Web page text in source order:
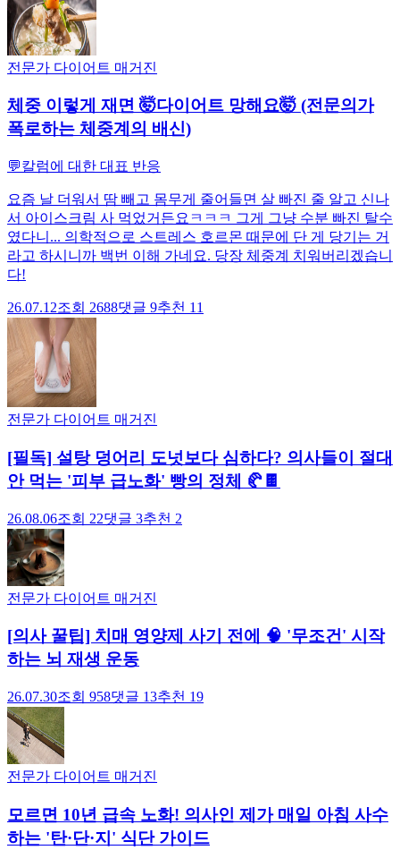
전문가 다이어트 매거진
체중 이렇게 재면 🤯다이어트 망해요🤯 (전문의가
폭로하는 체중계의 배신)
💬칼럼에 대한 대표 반응
요즘 날 더워서 땀 빼고 몸무게 줄어들면 살 빠진 줄 알고 신나
서 아이스크림 사 먹었거든요ㅋㅋㅋ 그게 그냥 수분 빠진 탈수
였다니... 의학적으로 스트레스 호르몬 때문에 단 게 당기는 거
라고 하시니까 백번 이해 가네요. 당장 체중계 치워버리겠습니
다!
26.07.12조회 2688댓글 9추천 11
전문가 다이어트 매거진
[필독] 설탕 덩어리 도넛보다 심하다? 의사들이 절대
안 먹는 '피부 급노화' 빵의 정체 🥐🍫
26.08.06조회 22댓글 3추천 2
전문가 다이어트 매거진
[의사 꿀팁] 치매 영양제 사기 전에 🧠 '무조건' 시작
하는 뇌 재생 운동
26.07.30조회 958댓글 13추천 19
전문가 다이어트 매거진
모르면 10년 급속 노화! 의사인 제가 매일 아침 사수
하는 '탄·단·지' 식단 가이드